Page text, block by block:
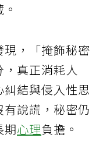
，「掩飾秘密
真正消耗人
結與侵入性思
說謊，秘密仍
期心理負擔。